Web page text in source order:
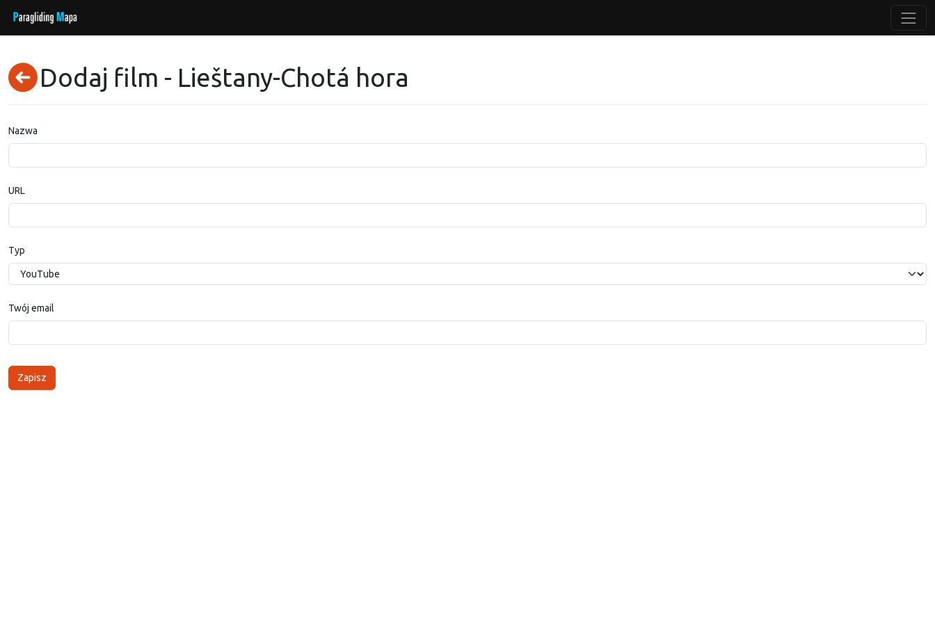
Dodaj film - Lieštany-Chotá hora
Nazwa
URL
Typ
Twój email